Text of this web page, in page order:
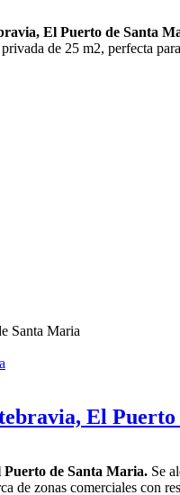
El Puerto de Santa
de 25 m2, perfecta
El
de Santa Maria. Se
de zonas comerciales con